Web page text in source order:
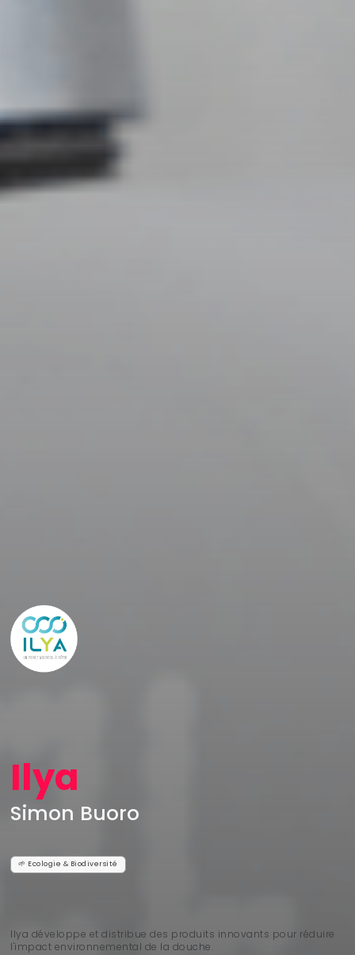
Ilya
Simon Buoro
🌱 Ecologie & Biodiversité
Ilya développe et distribue des produits innovants pour réduire
l'impact environnemental de la douche.